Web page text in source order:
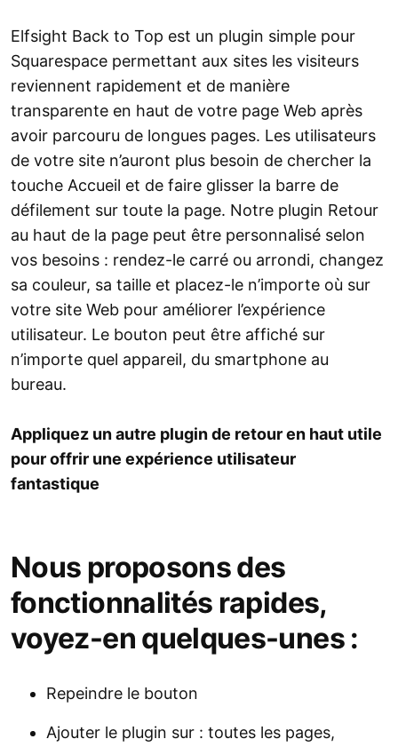
Elfsight Back to Top est un plugin simple pour
Squarespace permettant aux sites les visiteurs
reviennent rapidement et de manière
transparente en haut de votre page Web après
avoir parcouru de longues pages. Les utilisateurs
de votre site n’auront plus besoin de chercher la
touche Accueil et de faire glisser la barre de
défilement sur toute la page. Notre plugin Retour
au haut de la page peut être personnalisé selon
vos besoins : rendez-le carré ou arrondi, changez
sa couleur, sa taille et placez-le n’importe où sur
votre site Web pour améliorer l’expérience
utilisateur. Le bouton peut être affiché sur
n’importe quel appareil, du smartphone au
bureau.
Appliquez un autre plugin de retour en haut utile
pour offrir une expérience utilisateur
fantastique
Nous proposons des
fonctionnalités rapides,
voyez-en quelques-unes :
Repeindre le bouton
Ajouter le plugin sur : toutes les pages,